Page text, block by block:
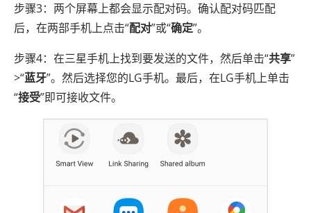
步骤3：两个屏幕上都会显示配对码。确认配对码匹配
后，在两部手机上点击“配对”或“确定”。
步骤4：在三星手机上找到要发送的文件，然后单击“共享”
>“蓝牙”。然后选择您的LG手机。最后，在LG手机上单击
“接受”即可接收文件。